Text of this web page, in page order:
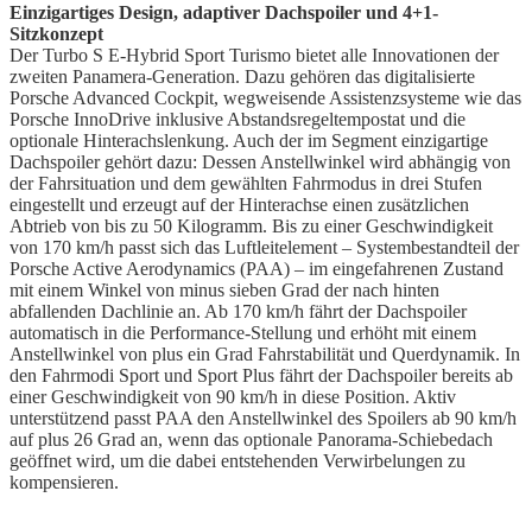
Einzigartiges Design, adaptiver Dachspoiler und 4+1-
Sitzkonzept
Der Turbo S E-Hybrid Sport Turismo bietet alle Innovationen der
zweiten Panamera-Generation. Dazu gehören das digitalisierte
Porsche Advanced Cockpit, wegweisende Assistenzsysteme wie das
Porsche InnoDrive inklusive Abstandsregeltempostat und die
optionale Hinterachslenkung. Auch der im Segment einzigartige
Dachspoiler gehört dazu: Dessen Anstellwinkel wird abhängig von
der Fahrsituation und dem gewählten Fahrmodus in drei Stufen
eingestellt und erzeugt auf der Hinterachse einen zusätzlichen
Abtrieb von bis zu 50 Kilogramm. Bis zu einer Geschwindigkeit
von 170 km/h passt sich das Luftleitelement – Systembestandteil der
Porsche Active Aerodynamics (PAA) – im eingefahrenen Zustand
mit einem Winkel von minus sieben Grad der nach hinten
abfallenden Dachlinie an. Ab 170 km/h fährt der Dachspoiler
automatisch in die Performance-Stellung und erhöht mit einem
Anstellwinkel von plus ein Grad Fahrstabilität und Querdynamik. In
den Fahrmodi Sport und Sport Plus fährt der Dachspoiler bereits ab
einer Geschwindigkeit von 90 km/h in diese Position. Aktiv
unterstützend passt PAA den Anstellwinkel des Spoilers ab 90 km/h
auf plus 26 Grad an, wenn das optionale Panorama-Schiebedach
geöffnet wird, um die dabei entstehenden Verwirbelungen zu
kompensieren.